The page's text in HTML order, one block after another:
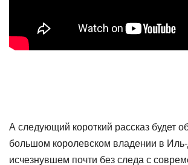
А следующий короткий рассказ будет
большом королевском владении в
исчезнувшем почти без следа с